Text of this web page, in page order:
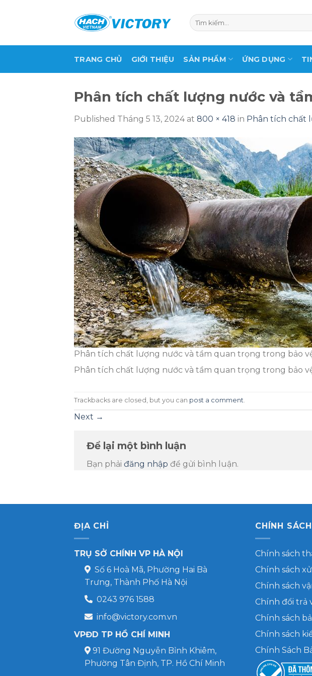
Tìm
kiếm:
TRANG CHỦ GIỚI THIỆU SẢN PHẨM ỨNG DỤNG
Phân tích chất lượng nước và
Published Tháng 5 13, 2024at 800 × 418 in Phân tích chất
Phân tích chất lượng nước và tầm quan trọng trong bảo
Phân tích chất lượng nước và tầm quan trọng trong bảo
Trackbacks are closed, but you can post a comment
Next →
Để lại một bình luận
Bạn phải đăng nhập để gửi bình luận.
ĐỊA CHỈ
TRỤ SỞ CHÍNH VP HÀ NỘI
Số 6 Hoà Mã, Phường Hai Bà
Trưng, Thành Phố Hà Nội
0243 976 1588
info@victory.com.vn
VPĐD TP HỒ CHÍ MINH
91 Đường Nguyễn Bỉnh Khiêm,
Phường Tân Định, TP. Hồ Chí Minh
CHÍNH
Chính sách
Chính sách
Chính sách
Chính đổi trả
Chính sách
Chính sách
Chính Sách